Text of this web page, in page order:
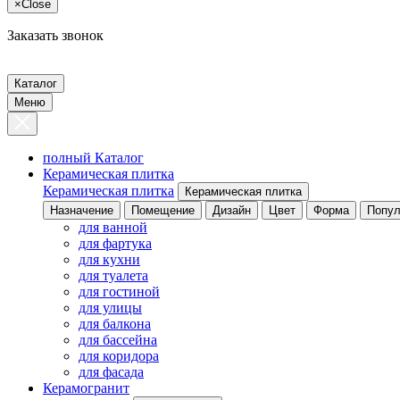
×Close
Заказать звонок
Каталог
Меню
полный Каталог
Керамическая плитка
Керамическая плитка
Керамическая плитка
Назначение
Помещение Дизайн Цвет Форма
для ванной
для фартука
для кухни
для туалета
для гостиной
для улицы
для балкона
для бассейна
для коридора
для фасада
Керамогранит